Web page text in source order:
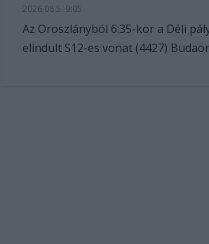
2026.08.5. 9:05
Az Oroszlányból 6:35-kor a Déli
elindult S12-es vonat (4427)